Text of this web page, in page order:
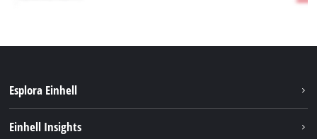
Esplora Einhell
Einhell Insights